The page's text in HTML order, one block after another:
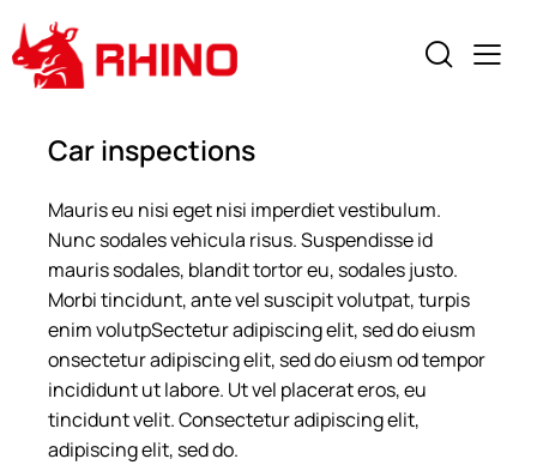
Car inspections
Mauris eu nisi eget nisi imperdiet vestibulum.
Nunc sodales vehicula risus. Suspendisse id
mauris sodales, blandit tortor eu, sodales justo.
Morbi tincidunt, ante vel suscipit volutpat, turpis
enim volutpSectetur adipiscing elit, sed do eiusm
onsectetur adipiscing elit, sed do eiusm od tempor
incididunt ut labore. Ut vel placerat eros, eu
tincidunt velit. Consectetur adipiscing elit,
adipiscing elit, sed do.